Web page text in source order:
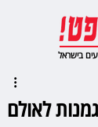
בישראל
לאולם